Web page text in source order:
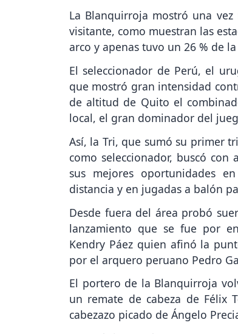
La Blanquirroja mostró una
visitante, como muestran las
arco y apenas tuvo un 26 % de
El seleccionador de Perú, el
que mostró gran intensidad
de altitud de Quito el
local, el gran dominador del
Así, la Tri, que sumó su primer
como seleccionador, buscó
sus mejores oportunidades
distancia y en jugadas a balón
Desde fuera del área probó
lanzamiento que se fue por
Kendry Páez quien afinó la
por el arquero peruano Pedro
El portero de la Blanquirroja
un remate de cabeza de Félix
cabezazo picado de Ángelo